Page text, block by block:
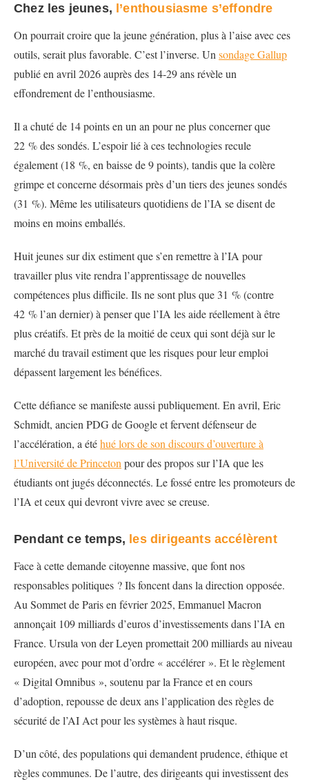
Chez les jeunes, l’enthousiasme s’effondre
On pourrait croire que la jeune génération, plus à l’aise avec ces
outils, serait plus favorable. C’est l’inverse. Un sondage Gallup
publié en avril 2026 auprès des 14-29 ans révèle un
effondrement de l’enthousiasme.
Il a chuté de 14 points en un an pour ne plus concerner que
22 % des sondés. L’espoir lié à ces technologies recule
également (18 %, en baisse de 9 points), tandis que la colère
grimpe et concerne désormais près d’un tiers des jeunes sondés
(31 %). Même les utilisateurs quotidiens de l’IA se disent de
moins en moins emballés.
Huit jeunes sur dix estiment que s’en remettre à l’IA pour
travailler plus vite rendra l’apprentissage de nouvelles
compétences plus difficile. Ils ne sont plus que 31 % (contre
42 % l’an dernier) à penser que l’IA les aide réellement à être
plus créatifs. Et près de la moitié de ceux qui sont déjà sur le
marché du travail estiment que les risques pour leur emploi
dépassent largement les bénéfices.
Cette défiance se manifeste aussi publiquement. En avril, Eric
Schmidt, ancien PDG de Google et fervent défenseur de
l’accélération, a étéhué lors de son discours d’ouverture à
l’Université de Princeton pour des propos sur l’IA que les
étudiants ont jugés déconnectés. Le fossé entre les promoteurs de
l’IA et ceux qui devront vivre avec se creuse.
Pendant ce temps, les dirigeants accélèrent
Face à cette demande citoyenne massive, que font nos
responsables politiques ? Ils foncent dans la direction opposée.
Au Sommet de Paris en février 2025, Emmanuel Macron
annonçait 109 milliards d’euros d’investissements dans l’IA en
France. Ursula von der Leyen promettait 200 milliards au niveau
européen, avec pour mot d’ordre « accélérer ». Et le règlement
« Digital Omnibus », soutenu par la France et en cours
d’adoption, repousse de deux ans l’application des règles de
sécurité de l’AI Act pour les systèmes à haut risque.
D’un côté, des populations qui demandent prudence, éthique et
règles communes. De l’autre, des dirigeants qui investissent des